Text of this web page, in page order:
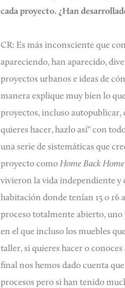
cada proyecto. ¿Han
CR: Es más inconsciente que
apareciendo, han aparecido,
proyectos urbanos e ideas de
manera explique muy bien lo
proyectos, incluso autopublicar,
quieres hacer, hazlo así" con
una serie de sistemáticas que
proyecto comoHome Back Home
vivieron la vida independiente y
habitación donde tenían 15 o 16
proceso totalmente abierto,
en el que incluso los muebles
taller, si quieres hacer o
final nos hemos dado cuenta
procesos pero si han tenido